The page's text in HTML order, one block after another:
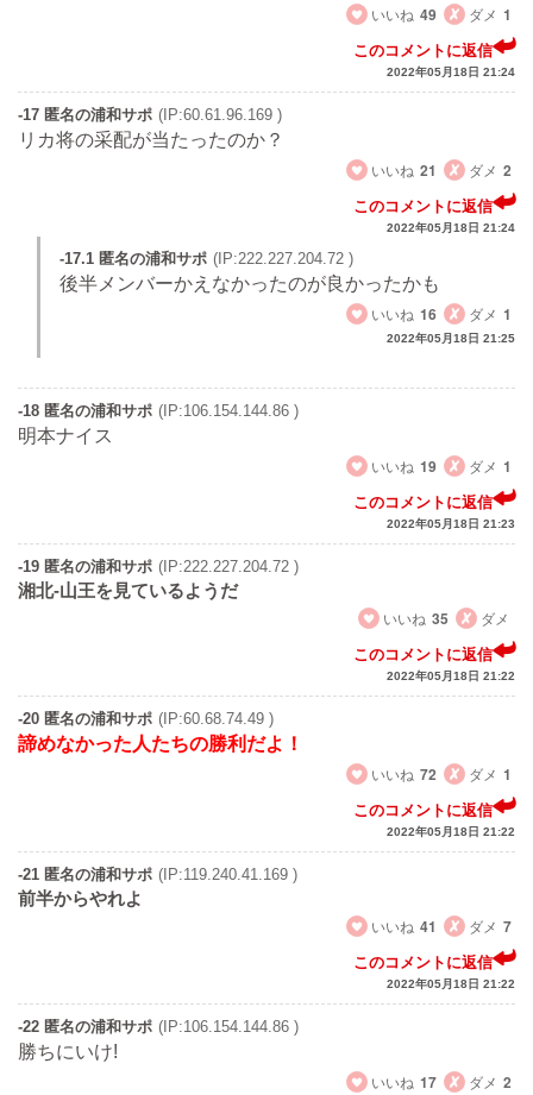
いいね 49 ダメ 1
このコメントに返信
2022年05月18日 21:24
-17 匿名の浦和サポ (IP:60.61.96.169 )
リカ将の采配が当たったのか？
いいね 21 ダメ 2
このコメントに返信
2022年05月18日 21:24
-17.1 匿名の浦和サポ (IP:222.227.204.72 )
後半メンバーかえなかったのが良かったかも
いいね 16 ダメ 1
2022年05月18日 21:25
-18 匿名の浦和サポ (IP:106.154.144.86 )
明本ナイス
いいね 19 ダメ 1
このコメントに返信
2022年05月18日 21:23
-19 匿名の浦和サポ (IP:222.227.204.72 )
湘北-山王を見ているようだ
いいね 35 ダメ
このコメントに返信
2022年05月18日 21:22
-20 匿名の浦和サポ (IP:60.68.74.49 )
諦めなかった人たちの勝利だよ！
いいね 72 ダメ 1
このコメントに返信
2022年05月18日 21:22
-21 匿名の浦和サポ (IP:119.240.41.169 )
前半からやれよ
いいね 41 ダメ 7
このコメントに返信
2022年05月18日 21:22
-22 匿名の浦和サポ (IP:106.154.144.86 )
勝ちにいけ!
いいね 17 ダメ 2